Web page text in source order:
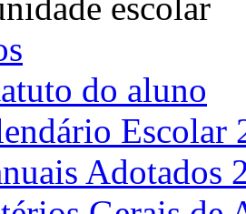
escolar
do aluno
Escolar
Adotados